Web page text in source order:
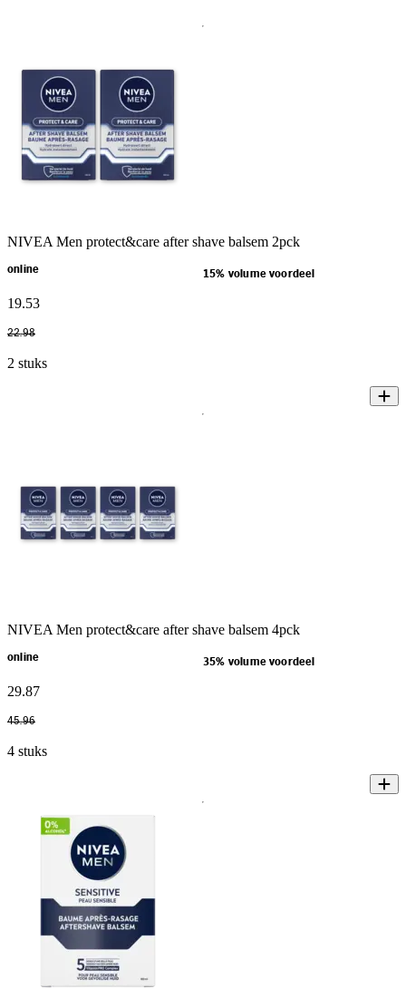
NIVEA Men protect&care after shave balsem 2pck
online 15% volume voordeel
19.53
22.98
2 stuks
NIVEA Men protect&care after shave balsem 4pck
online 35% volume voordeel
29.87
45.96
4 stuks